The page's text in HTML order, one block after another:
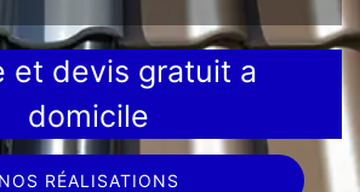
et devis gratuit a
domicile
NOS RÉALISATIONS